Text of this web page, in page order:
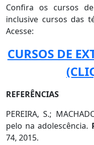
Confira os cursos
inclusive cursos das
Acesse:
CURSOS DE
REFERÊNCIAS
PEREIRA, S.;
pelo na adolescência.
74, 2015.